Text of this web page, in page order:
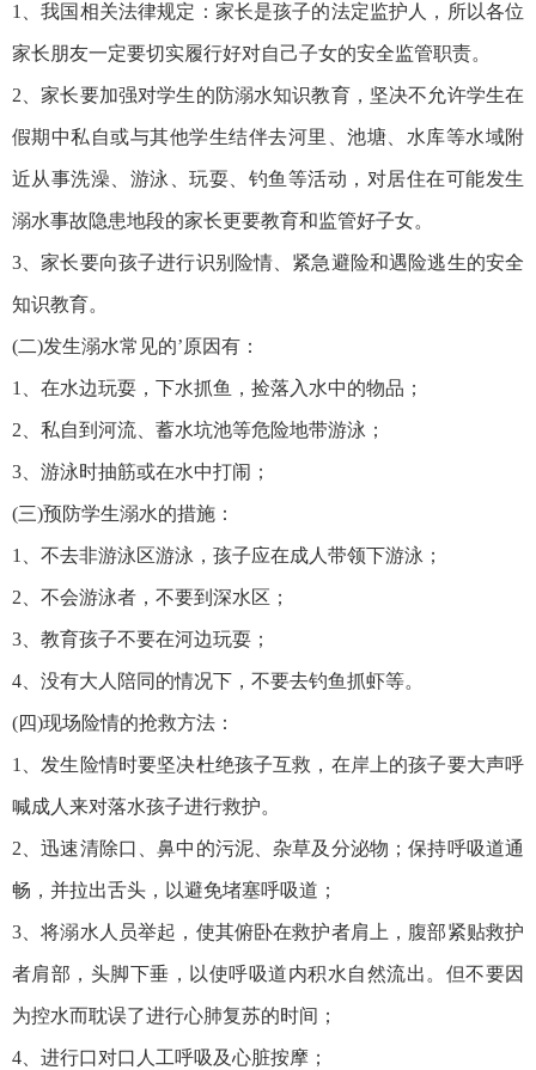
1、我国相关法律规定：家长是孩子的法定监护人，所以各位
家长朋友一定要切实履行好对自己子女的安全监管职责。
2、家长要加强对学生的防溺水知识教育，坚决不允许学生在
假期中私自或与其他学生结伴去河里、池塘、水库等水域附
近从事洗澡、游泳、玩耍、钓鱼等活动，对居住在可能发生
溺水事故隐患地段的家长更要教育和监管好子女。
3、家长要向孩子进行识别险情、紧急避险和遇险逃生的安全
知识教育。
(二)发生溺水常见的’原因有：
1、在水边玩耍，下水抓鱼，捡落入水中的物品；
2、私自到河流、蓄水坑池等危险地带游泳；
3、游泳时抽筋或在水中打闹；
(三)预防学生溺水的措施：
1、不去非游泳区游泳，孩子应在成人带领下游泳；
2、不会游泳者，不要到深水区；
3、教育孩子不要在河边玩耍；
4、没有大人陪同的情况下，不要去钓鱼抓虾等。
(四)现场险情的抢救方法：
1、发生险情时要坚决杜绝孩子互救，在岸上的孩子要大声呼
喊成人来对落水孩子进行救护。
2、迅速清除口、鼻中的污泥、杂草及分泌物；保持呼吸道通
畅，并拉出舌头，以避免堵塞呼吸道；
3、将溺水人员举起，使其俯卧在救护者肩上，腹部紧贴救护
者肩部，头脚下垂，以使呼吸道内积水自然流出。但不要因
为控水而耽误了进行心肺复苏的时间；
4、进行口对口人工呼吸及心脏按摩；